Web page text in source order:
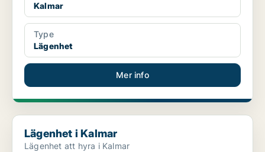
Kalmar
Type
Lägenhet
Mer info
Lägenhet i Kalmar
Lägenhet i Kalmar
Lägenhet att hyra i Kalmar